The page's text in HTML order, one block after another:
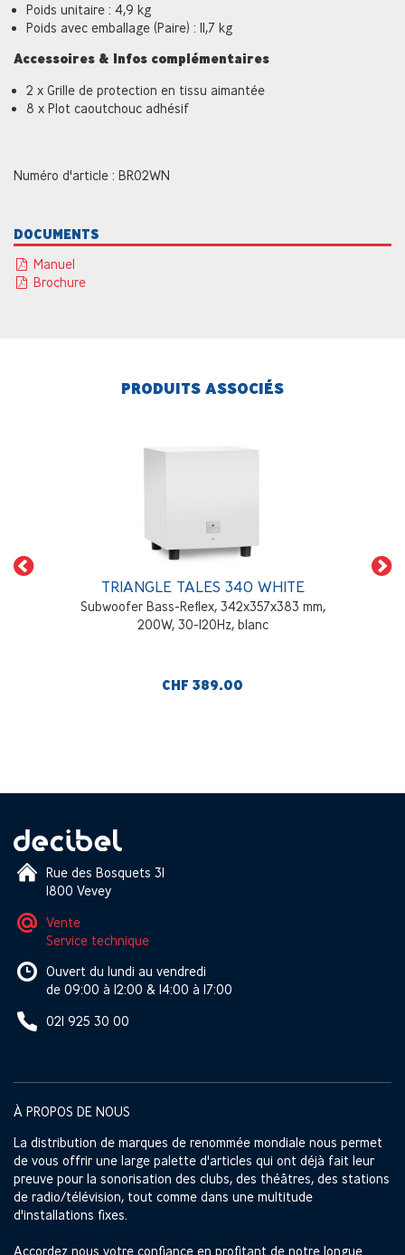
Poids unitaire : 4,9 kg
Poids avec emballage (Paire) : 11,7 kg
Accessoires & Infos complémentaires
2 x Grille de protection en tissu aimantée
8 x Plot caoutchouc adhésif
Numéro d'article : BR02WN
DOCUMENTS
Manuel
Brochure
PRODUITS ASSOCIÉS
TRIANGLE TALES 340 WHITE
Subwoofer Bass-Reflex, 342x357x383 mm,
200W, 30-120Hz, blanc
CHF 389.00
Rue des Bosquets 31
1800 Vevey
Vente
Service technique
Ouvert du lundi au vendredi
de 09:00 à 12:00 & 14:00 à 17:00
021 925 30 00
À PROPOS DE NOUS
La distribution de marques de renommée mondiale nous permet
de vous offrir une large palette d'articles qui ont déjà fait leur
preuve pour la sonorisation des clubs, des théâtres, des stations
de radio/télévision, tout comme dans une multitude
d'installations fixes.
Accordez nous votre confiance en profitant de notre longue